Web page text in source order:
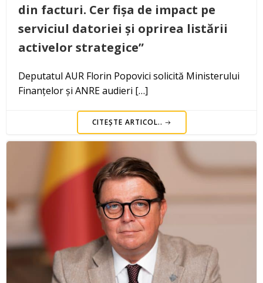
din facturi. Cer fișa de impact pe
serviciul datoriei și oprirea listării
activelor strategice”
Deputatul AUR Florin Popovici solicită Ministerului
Finanțelor și ANRE audieri […]
CITEȘTE ARTICOL..